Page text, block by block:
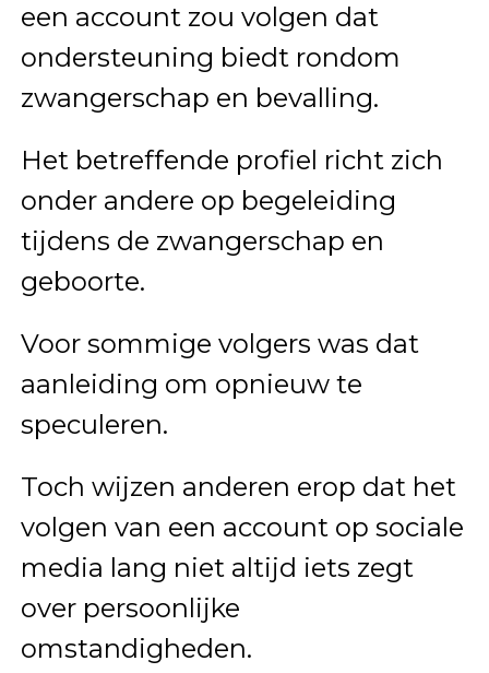
een account zou volgen dat
ondersteuning biedt rondom
zwangerschap en bevalling.
Het betreffende profiel richt zich
onder andere op begeleiding
tijdens de zwangerschap en
geboorte.
Voor sommige volgers was dat
aanleiding om opnieuw te
speculeren.
Toch wijzen anderen erop dat het
volgen van een account op sociale
media lang niet altijd iets zegt
over persoonlijke
omstandigheden.